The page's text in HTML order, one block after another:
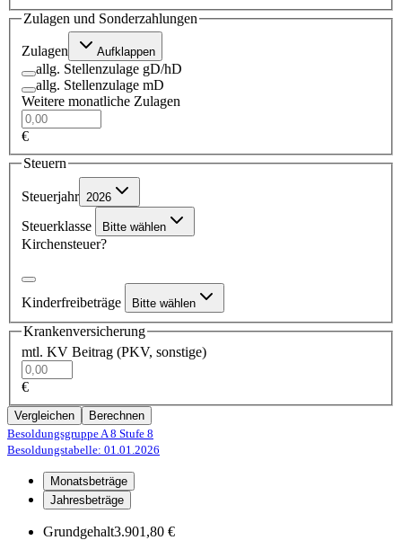
Zulagen und Sonderzahlungen
Zulagen Aufklappen
allg. Stellenzulage gD/hD
allg. Stellenzulage mD
Weitere monatliche Zulagen
€
Steuern
Steuerjahr 2026
Steuerklasse Bitte wählen
Kirchensteuer?
Kinderfreibeträge Bitte wählen
Krankenversicherung
mtl. KV Beitrag (PKV, sonstige)
€
Vergleichen
Berechnen
Besoldungsgruppe A 8 Stufe 8
Besoldungstabelle: 01.01.2026
Monatsbeträge
Jahresbeträge
Grundgehalt3.901,80 €